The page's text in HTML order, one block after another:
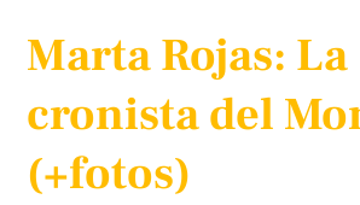
Marta Rojas: La
cronista del
(+fotos)